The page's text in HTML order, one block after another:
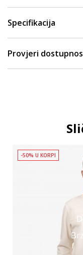
Specifikacija
Provjeri
-50% U KORPI